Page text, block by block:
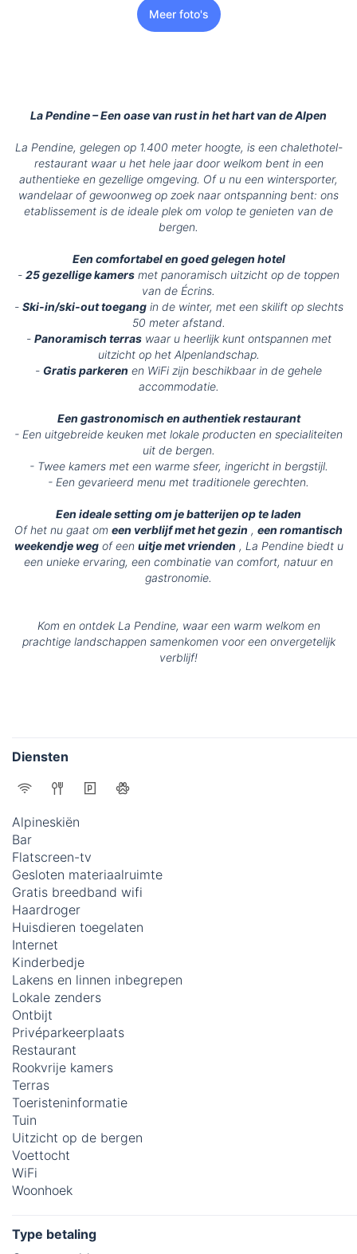
Meer foto's
La Pendine – Een oase van rust in het hart van de Alpen
La Pendine, gelegen op 1.400 meter hoogte, is een chalethotel-
restaurant waar u het hele jaar door welkom bent in een
authentieke en gezellige omgeving. Of u nu een wintersporter,
wandelaar of gewoonweg op zoek naar ontspanning bent: ons
etablissement is de ideale plek om volop te genieten van de
bergen.
Een comfortabel en goed gelegen hotel
- 25 gezellige kamers met panoramisch uitzicht op de toppen
van de Écrins.
- Ski-in/ski-out toegangin de winter, met een skilift op slechts
50 meter afstand.
- Panoramisch terraswaar u heerlijk kunt ontspannen met
uitzicht op het Alpenlandschap.
- Gratis parkeren en WiFi zijn beschikbaar in de gehele
accommodatie.
Een gastronomisch en authentiek restaurant
- Een uitgebreide keuken met lokale producten en specialiteiten
uit de bergen.
- Twee kamers met een warme sfeer, ingericht in bergstijl.
- Een gevarieerd menu met traditionele gerechten.
Een ideale setting om je batterijen op te laden
Of het nu gaat om een verblijf met het gezin , een romantisch
weekendje wegof een uitje met vrienden , La Pendine biedt u
een unieke ervaring, een combinatie van comfort, natuur en
gastronomie.
Kom en ontdek La Pendine, waar een warm welkom en
prachtige landschappen samenkomen voor een onvergetelijk
verblijf!
Diensten
Alpineskiën
Bar
Flatscreen-tv
Gesloten materiaalruimte
Gratis breedband wifi
Haardroger
Huisdieren toegelaten
Internet
Kinderbedje
Lakens en linnen inbegrepen
Lokale zenders
Ontbijt
Privéparkeerplaats
Restaurant
Rookvrije kamers
Terras
Toeristeninformatie
Tuin
Uitzicht op de bergen
Voettocht
WiFi
Woonhoek
Type betaling